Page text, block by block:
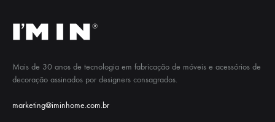
Mais de 30 anos de tecnologia em fabricação de móveis e acessórios de
decoração assinados por designers consagrados.
marketing@iminhome.com.br